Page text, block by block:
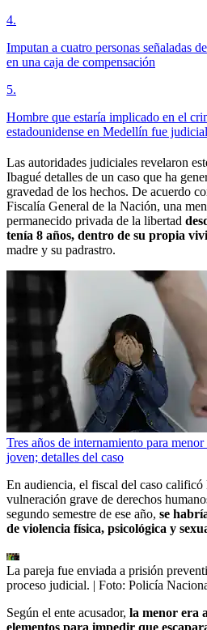
4.
Imputan a cuatro personas señaladas
en una caja de compensación
5.
Hombre que estaría implicado en el
estadounidense en Medellín fue
Las autoridades judiciales revelaron
Ibagué detalles de un caso que ha
gravedad de los hechos. De acuerdo
Fiscalía General de la Nación, una
permanecido privada de la libertad
tenía 8 años, dentro de su propia
madre y su padrastro.
Tres años de internamiento para
joven; detalles del caso
En audiencia, el fiscal del caso calificó
vulneración grave de derechos
segundo semestre de ese año, se
de violencia física, psicológica y
La pareja fue enviada a prisión
proceso judicial. | Foto: Policía
Según el ente acusador, la menor era
elementos para impedir que